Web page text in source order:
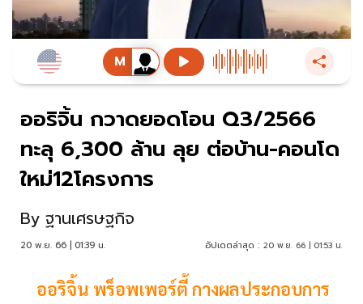
ออริจิ้น กวาดยอดโอน Q3/2566
ทะลุ 6,300 ล้าน ลุย ต่อบ้าน-คอนโด
ใหม่12โครงการ
By ฐานเศรษฐกิจ
20 พ.ย. 66 | 01:39 น. อัปเดตล่าสุด : 20 พ.ย. 66 | 01:53 น.
ออริจิ้น พร็อพเพอร์ตี้ กางผลประกอบการ